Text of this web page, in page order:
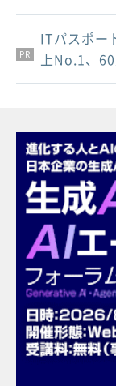
PR
PR
PR
ITパスポー
上No.1、